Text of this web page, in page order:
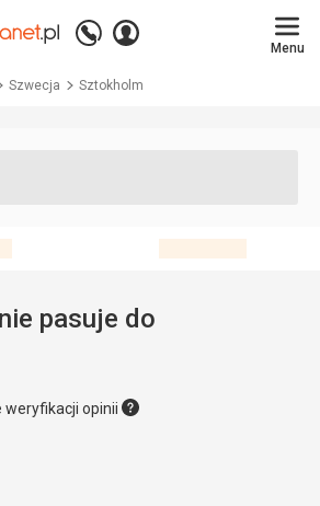
Zadzwoń
+48 71 771 76 55
Zaloguj
Menu
Szwecja Sztokholm
pasuje do
opinii